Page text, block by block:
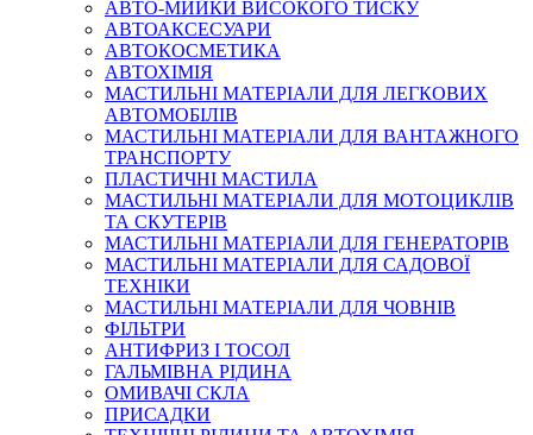
АВТО-МИЙКИ ВИСОКОГО ТИСКУ
АВТОАКСЕСУАРИ
АВТОКОСМЕТИКА
АВТОХІМІЯ
МАСТИЛЬНІ МАТЕРІАЛИ ДЛЯ ЛЕГКОВИХ
АВТОМОБІЛІВ
МАСТИЛЬНІ МАТЕРІАЛИ ДЛЯ ВАНТАЖНОГО
ТРАНСПОРТУ
ПЛАСТИЧНІ МАСТИЛА
МАСТИЛЬНІ МАТЕРІАЛИ ДЛЯ МОТОЦИКЛІВ
ТА СКУТЕРІВ
МАСТИЛЬНІ МАТЕРІАЛИ ДЛЯ ГЕНЕРАТОРІВ
МАСТИЛЬНІ МАТЕРІАЛИ ДЛЯ САДОВОЇ
ТЕХНІКИ
МАСТИЛЬНІ МАТЕРІАЛИ ДЛЯ ЧОВНІВ
ФІЛЬТРИ
АНТИФРИЗ І ТОСОЛ
ГАЛЬМІВНА РІДИНА
ОМИВАЧІ СКЛА
ПРИСАДКИ